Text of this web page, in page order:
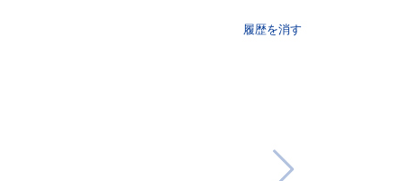
履歴を消す